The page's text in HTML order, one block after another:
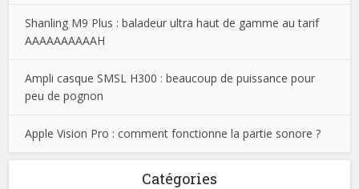
Shanling M9 Plus : baladeur ultra haut de gamme au tarif
AAAAAAAAAAH
Ampli casque SMSL H300 : beaucoup de puissance pour
peu de pognon
Apple Vision Pro : comment fonctionne la partie sonore ?
Catégories